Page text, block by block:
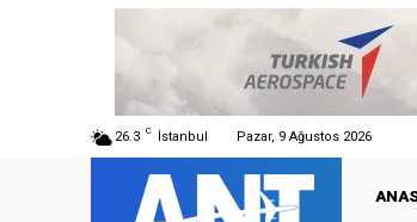
26.3 C İstanbul Pazar, 9 Ağustos 2026